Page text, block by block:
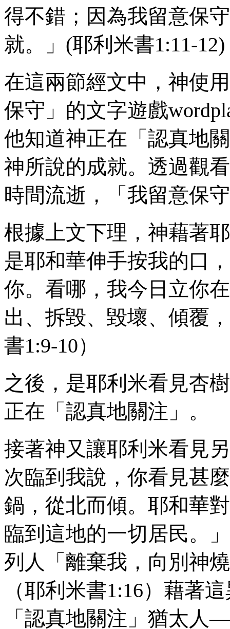
得不錯；因為我留意保
就。」(耶利米書1:11-12)
在這兩節經文中，神使
保守」的文字遊戲
他知道神正在「認真地
神所說的成就。透過觀
時間流逝，「我留意保
根據上文下理，神藉著
是耶和華伸手按我的口
你。看哪，我今日立你
出、拆毀、毀壞、傾覆
書1:9-10）
之後，是耶利米看見杏
正在「認真地關注」。
接著神又讓耶利米看見
次臨到我說，你看見甚
鍋，從北而傾。耶和華
臨到這地的一切居民。
列人「離棄我，向別神
（耶利米書1:16）藉著
「認真地關注」猶太人